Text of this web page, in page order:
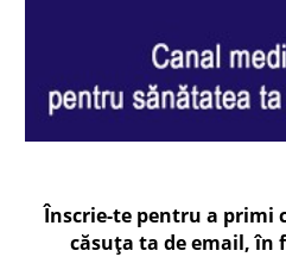
Înscrie-te pentru a primi
căsuța ta de email, în